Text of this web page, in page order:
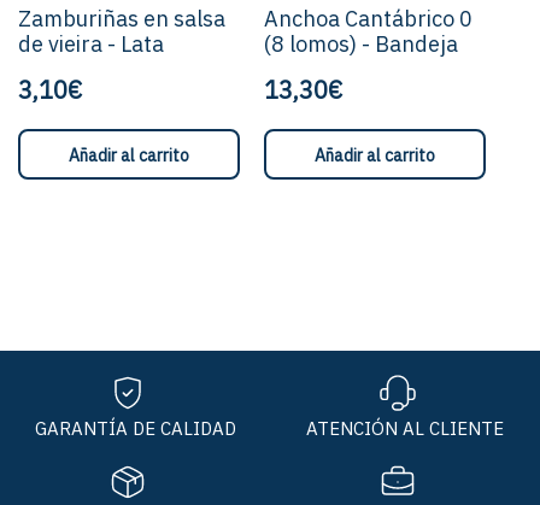
Zamburiñas en salsa
de vieira - Lata
3,10€
Añadir al carrito
Anchoa Cantábrico 0
(8 lomos) - Bandeja
13,30€
Añadir al carrito
GARANTÍA DE CALIDAD ATENCIÓN AL CLIENTE